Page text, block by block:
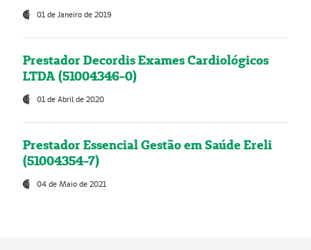
01 de Janeiro de 2019
Prestador Decordis Exames Cardiológicos
LTDA (51004346-0)
01 de Abril de 2020
Prestador Essencial Gestão em Saúde Ereli
(51004354-7)
04 de Maio de 2021